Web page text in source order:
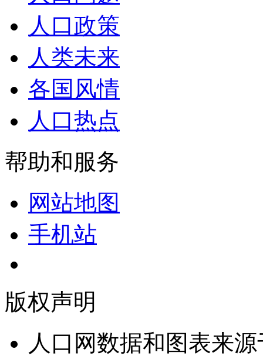
人口政策
人类未来
各国风情
人口热点
帮助和服务
网站地图
手机站
版权声明
人口网数据和图表来